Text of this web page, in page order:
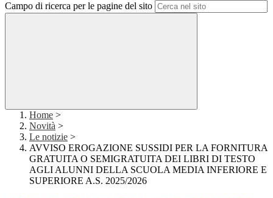
Campo di ricerca per le pagine del sito
Home >
Novità >
Le notizie >
AVVISO EROGAZIONE SUSSIDI PER LA FORNITURA
GRATUITA O SEMIGRATUITA DEI LIBRI DI TESTO
AGLI ALUNNI DELLA SCUOLA MEDIA INFERIORE E
SUPERIORE A.S. 2025/2026